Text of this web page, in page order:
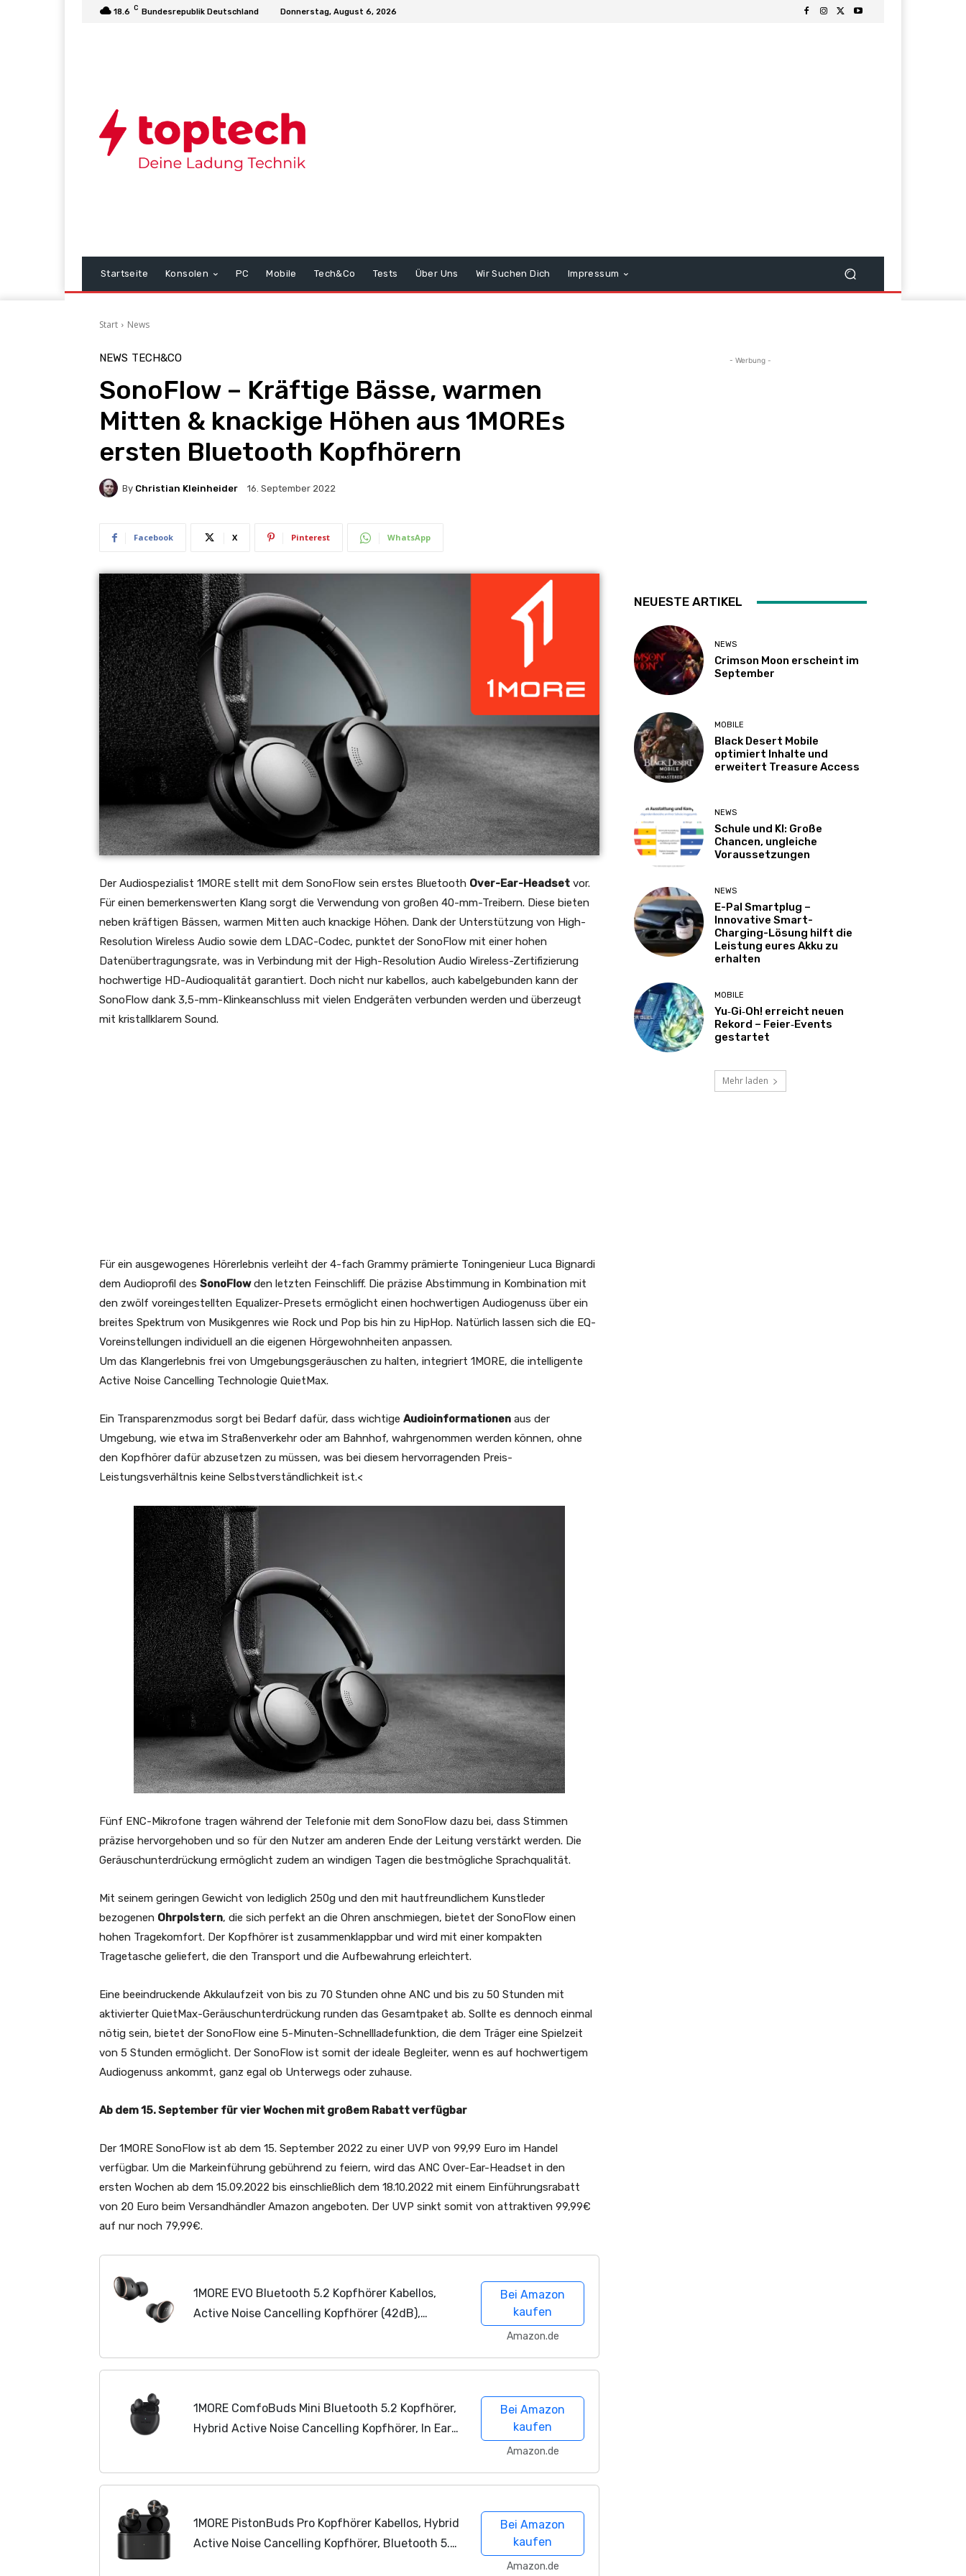
18.6 C Bundesrepublik Deutschland Donnerstag, August 6, 2026
Startseite Konsolen PC Mobile Tech&Co Tests Über Uns Wir Suchen Dich Impressum
Start News
NEWS TECH&CO
SonoFlow – Kräftige Bässe, warmen
Mitten & knackige Höhen aus 1MOREs
ersten Bluetooth Kopfhörern
By Christian Kleinheider 16. September 2022
Facebook X Pinterest WhatsApp
Der Audiospezialist 1MORE stellt mit dem SonoFlow sein erstes Bluetooth Over-Ear-Headset vor.
Für einen bemerkenswerten Klang sorgt die Verwendung von großen 40-mm-Treibern. Diese bieten
neben kräftigen Bässen, warmen Mitten auch knackige Höhen. Dank der Unterstützung von High-
Resolution Wireless Audio sowie dem LDAC-Codec, punktet der SonoFlow mit einer hohen
Datenübertragungsrate, was in Verbindung mit der High-Resolution Audio Wireless-Zertifizierung
hochwertige HD-Audioqualität garantiert. Doch nicht nur kabellos, auch kabelgebunden kann der
SonoFlow dank 3,5-mm-Klinkeanschluss mit vielen Endgeräten verbunden werden und überzeugt
mit kristallklarem Sound.
Für ein ausgewogenes Hörerlebnis verleiht der 4-fach Grammy prämierte Toningenieur Luca Bignardi
dem Audioprofil des SonoFlowden letzten Feinschliff. Die präzise Abstimmung in Kombination mit
den zwölf voreingestellten Equalizer-Presets ermöglicht einen hochwertigen Audiogenuss über ein
breites Spektrum von Musikgenres wie Rock und Pop bis hin zu HipHop. Natürlich lassen sich die EQ-
Voreinstellungen individuell an die eigenen Hörgewohnheiten anpassen.
Um das Klangerlebnis frei von Umgebungsgeräuschen zu halten, integriert 1MORE, die intelligente
Active Noise Cancelling Technologie QuietMax.
Ein Transparenzmodus sorgt bei Bedarf dafür, dass wichtige Audioinformationen aus der
Umgebung, wie etwa im Straßenverkehr oder am Bahnhof, wahrgenommen werden können, ohne
den Kopfhörer dafür abzusetzen zu müssen, was bei diesem hervorragenden Preis-
Leistungsverhältnis keine Selbstverständlichkeit ist.<
Fünf ENC-Mikrofone tragen während der Telefonie mit dem SonoFlow dazu bei, dass Stimmen
präzise hervorgehoben und so für den Nutzer am anderen Ende der Leitung verstärkt werden. Die
Geräuschunterdrückung ermöglicht zudem an windigen Tagen die bestmögliche Sprachqualität.
Mit seinem geringen Gewicht von lediglich 250g und den mit hautfreundlichem Kunstleder
bezogenen Ohrpolstern, die sich perfekt an die Ohren anschmiegen, bietet der SonoFlow einen
hohen Tragekomfort. Der Kopfhörer ist zusammenklappbar und wird mit einer kompakten
Tragetasche geliefert, die den Transport und die Aufbewahrung erleichtert.
Eine beeindruckende Akkulaufzeit von bis zu 70 Stunden ohne ANC und bis zu 50 Stunden mit
aktivierter QuietMax-Geräuschunterdrückung runden das Gesamtpaket ab. Sollte es dennoch einmal
nötig sein, bietet der SonoFlow eine 5-Minuten-Schnellladefunktion, die dem Träger eine Spielzeit
von 5 Stunden ermöglicht. Der SonoFlow ist somit der ideale Begleiter, wenn es auf hochwertigem
Audiogenuss ankommt, ganz egal ob Unterwegs oder zuhause.
Ab dem 15. September für vier Wochen mit großem Rabatt verfügbar
Der 1MORE SonoFlow ist ab dem 15. September 2022 zu einer UVP von 99,99 Euro im Handel
verfügbar. Um die Markeinführung gebührend zu feiern, wird das ANC Over-Ear-Headset in den
ersten Wochen ab dem 15.09.2022 bis einschließlich dem 18.10.2022 mit einem Einführungsrabatt
von 20 Euro beim Versandhändler Amazon angeboten. Der UVP sinkt somit von attraktiven 99,99€
auf nur noch 79,99€.
1MORE EVO Bluetooth 5.2 Kopfhörer Kabellos,
Active Noise Cancelling Kopfhörer (42dB),
Bei Amazon
kaufen
Amazon.de
1MORE ComfoBuds Mini Bluetooth 5.2 Kopfhörer,
Hybrid Active Noise Cancelling Kopfhörer, In Ear
Bei Amazon
kaufen
Amazon.de
1MORE PistonBuds Pro Kopfhörer Kabellos, Hybrid
Active Noise Cancelling Kopfhörer, Bluetooth 5.2
Bei Amazon
kaufen
Amazon.de
- Werbung -
NEUESTE ARTIKEL
NEWS
Crimson Moon erscheint im
September
MOBILE
Black Desert Mobile
optimiert Inhalte und
erweitert Treasure Access
NEWS
Schule und KI: Große
Chancen, ungleiche
Voraussetzungen
NEWS
E-Pal Smartplug –
Innovative Smart-
Charging-Lösung hilft die
Leistung eures Akku zu
erhalten
MOBILE
Yu‑Gi‑Oh! erreicht neuen
Rekord – Feier‑Events
gestartet
Mehr laden